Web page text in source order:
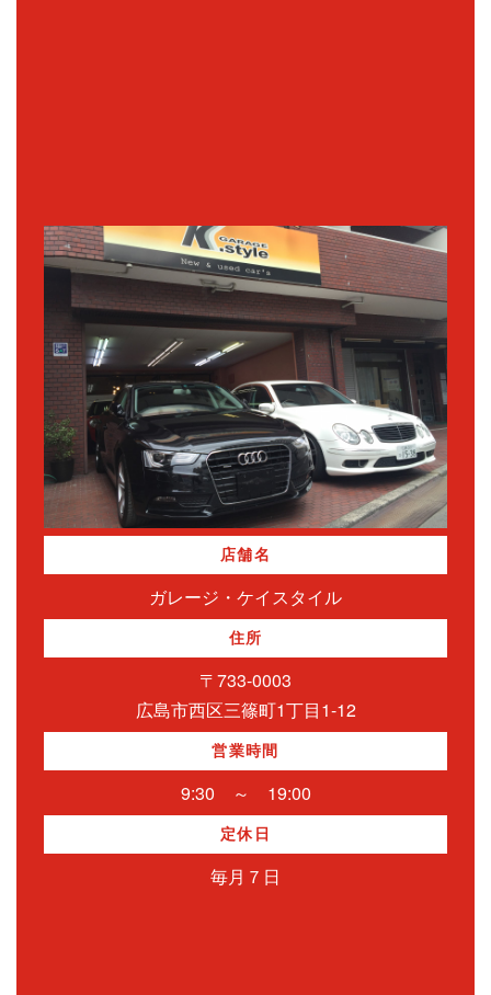
店舗名
ガレージ・ケイスタイル
住所
〒733-0003
広島市西区三篠町1丁目1-12
営業時間
9:30 ～ 19:00
定休日
毎月７日